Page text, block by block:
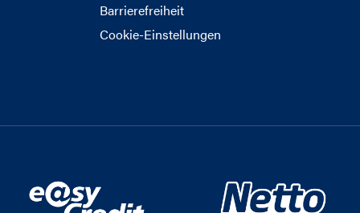
Barrierefreiheit
Cookie-Einstellungen